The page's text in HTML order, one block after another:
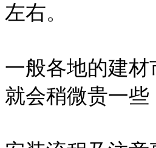
左右。
一般各地的建
就会稍微贵一些